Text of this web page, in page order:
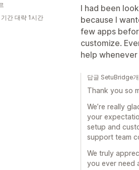
I had been
because I
few apps
customize.
help
간 대략 1시간
답글 SetuBridge
Thank you so
We’re really
your
setup and
support team
We truly
you ever need